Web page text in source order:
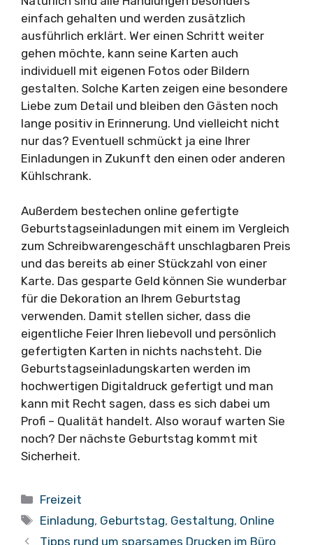
einfach gehalten und werden zusätzlich
ausführlich erklärt. Wer einen Schritt weiter
gehen möchte, kann seine Karten auch
individuell mit eigenen Fotos oder Bildern
gestalten. Solche Karten zeigen eine besondere
Liebe zum Detail und bleiben den Gästen noch
lange positiv in Erinnerung. Und vielleicht nicht
nur das? Eventuell schmückt ja eine Ihrer
Einladungen in Zukunft den einen oder anderen
Kühlschrank.
Außerdem bestechen online gefertigte
Geburtstagseinladungen mit einem im Vergleich
zum Schreibwarengeschäft unschlagbaren Preis
und das bereits ab einer Stückzahl von einer
Karte. Das gesparte Geld können Sie wunderbar
für die Dekoration an Ihrem Geburtstag
verwenden. Damit stellen sicher, dass die
eigentliche Feier Ihren liebevoll und persönlich
gefertigten Karten in nichts nachsteht. Die
Geburtstagseinladungskarten werden im
hochwertigen Digitaldruck gefertigt und man
kann mit Recht sagen, dass es sich dabei um
Profi – Qualität handelt. Also worauf warten Sie
noch? Der nächste Geburtstag kommt mit
Sicherheit.
Kategorien
Freizeit
Schlagwörter
Einladung, Geburtstag, Gestaltung, Online
Tipps rund um sparsames Drucken im Büro